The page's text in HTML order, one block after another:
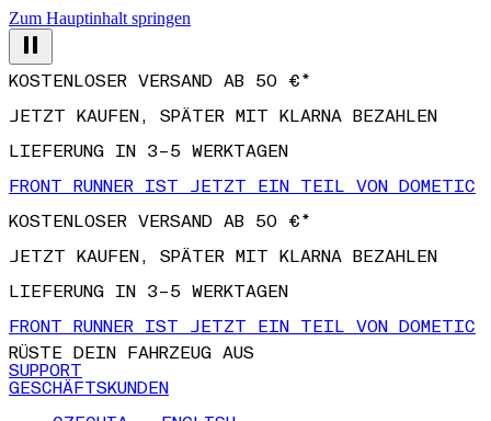
Zum Hauptinhalt springen
KOSTENLOSER VERSAND AB 50 €*
JETZT KAUFEN, SPÄTER MIT KLARNA BEZAHLEN
LIEFERUNG IN 3–5 WERKTAGEN
FRONT RUNNER IST JETZT EIN TEIL VON DOMETIC
KOSTENLOSER VERSAND AB 50 €*
JETZT KAUFEN, SPÄTER MIT KLARNA BEZAHLEN
LIEFERUNG IN 3–5 WERKTAGEN
FRONT RUNNER IST JETZT EIN TEIL VON DOMETIC
RÜSTE DEIN FAHRZEUG AUS
SUPPORT
GESCHÄFTSKUNDEN